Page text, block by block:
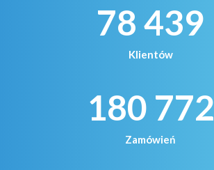
78 439
Klientów
180 772
Zamówień